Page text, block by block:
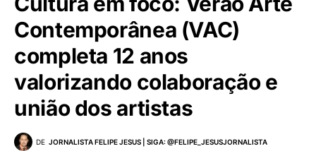
Contemporânea (VAC)
completa 12 anos
valorizando colaboração e
união dos artistas
DE JORNALISTA FELIPE JESUS | SIGA: @FELIPE_JESUSJORNALISTA